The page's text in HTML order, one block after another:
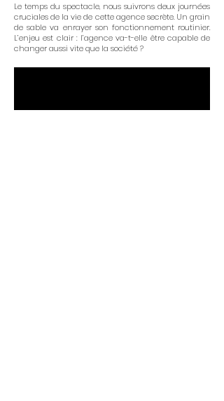
Le temps du spectacle, nous suivrons deux journées
cruciales de la vie de cette agence secrète. Un grain
de sable va enrayer son fonctionnement routinier.
L’enjeu est clair : l’agence va-t-elle être capable de
changer aussi vite que la société ?